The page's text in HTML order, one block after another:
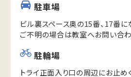
駐車場
ビル裏スペース奥の15番、17番に
ご不明の場合は教室へお問い合わ
駐輪場
トライ正面入り口の周辺にお止め